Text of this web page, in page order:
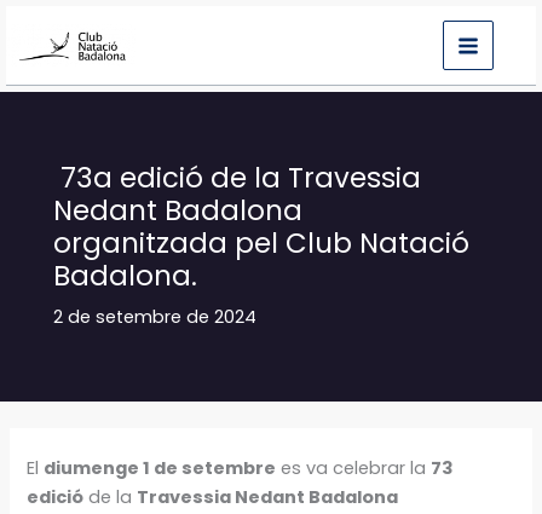
73a edició de la Travessia
Nedant Badalona
organitzada pel Club Natació
Badalona.
2 de setembre de 2024
El diumenge 1 de setembre es va celebrar la 73
edició de la Travessia Nedant Badalona